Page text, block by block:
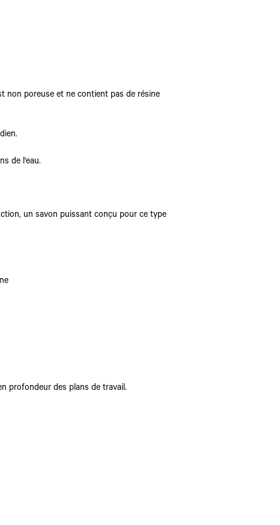
non poreuse et ne contient pas de résine
de l'eau.
un savon puissant conçu pour ce type
profondeur des plans de travail.